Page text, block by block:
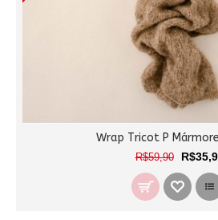
Wrap Tricot P
R$59,90